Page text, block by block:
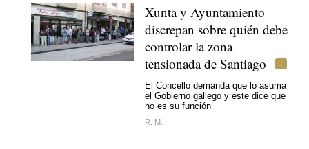
Xunta y Ayuntamiento
discrepan sobre quién debe
controlar la zona
tensionada de Santiago
El Concello demanda que lo asuma
el Gobierno gallego y este dice que
no es su función
R. M.